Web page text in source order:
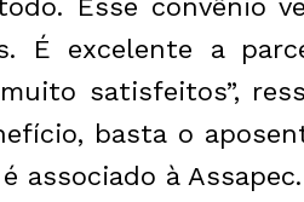
Esse convênio
É excelente a
satisfeitos”,
basta o
associado à Assapec.